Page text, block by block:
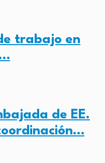
trabajo en
de EE.